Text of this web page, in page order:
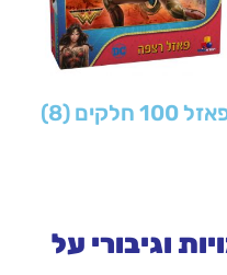
100 חלקים (8)
וגיבורי על